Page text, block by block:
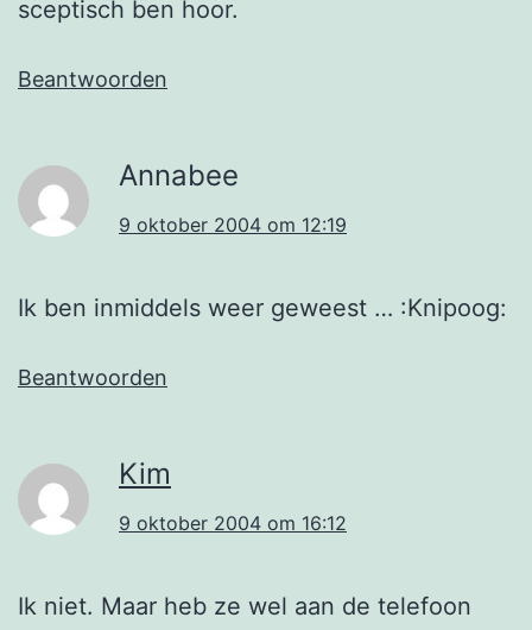
sceptisch ben hoor.
Beantwoorden
Annabee
9 oktober 2004 om 12:19
Ik ben inmiddels weer geweest … :Knipoog:
Beantwoorden
Kim
9 oktober 2004 om 16:12
Ik niet. Maar heb ze wel aan de telefoon